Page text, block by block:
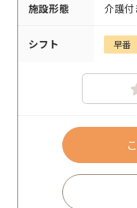
施設形態 介護
シフト 早番